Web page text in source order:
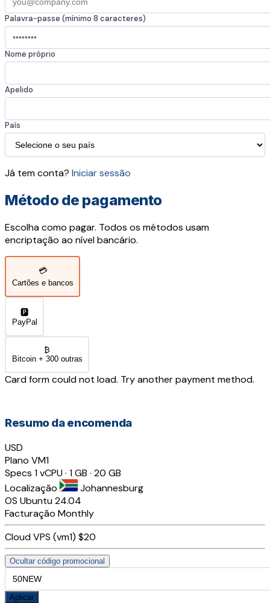
Palavra-passe (mínimo 8 caracteres)
Nome próprio
Apelido
País
Já tem conta? Iniciar sessão
Método de pagamento
Escolha como pagar. Todos os métodos usam
encriptação ao nível bancário.
💳
Cartões e bancos
🅿️
PayPal
₿
Bitcoin + 300 outras
Card form could not load. Try another payment method.
Resumo da encomenda
USD
Plano VM1
Specs 1 vCPU · 1 GB · 20 GB
Localização
Johannesburg
OS Ubuntu 24.04
Facturação Monthly
Cloud VPS (vm1) $20
Ocultar código promocional
Aplicar